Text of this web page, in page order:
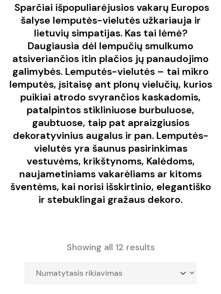
Sparčiai išpopuliarėjusios vakarų Europos
šalyse lemputės-vielutės užkariauja ir
lietuvių simpatijas. Kas tai lėmė?
Daugiausia dėl lempučių smulkumo
atsiveriančios itin plačios jų panaudojimo
galimybės. Lemputės-vielutės – tai mikro
lemputės, įsitaisę ant plonų vielučių, kurios
puikiai atrodo svyrančios kaskadomis,
patalpintos stikliniuose burbuluose,
gaubtuose, taip pat apraizgiusios
dekoratyvinius augalus ir pan. Lemputės-
vielutės yra šaunus pasirinkimas
vestuvėms, krikštynoms, Kalėdoms,
naujametiniams vakarėliams ar kitoms
šventėms, kai norisi išskirtinio, elegantiško
ir stebuklingai gražaus dekoro.
Showing all 12 results